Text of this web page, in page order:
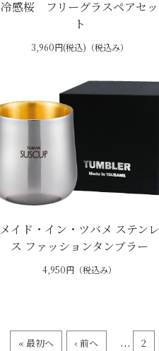
冷感桜 フリーグラスペアセッ
ト
3,960円(税込)（税込み）
メイド・イン・ツバメ ステンレ
ス ファッションタンブラー
4,950円（税込み）
« 最初へ ‹ 前へ ... 2